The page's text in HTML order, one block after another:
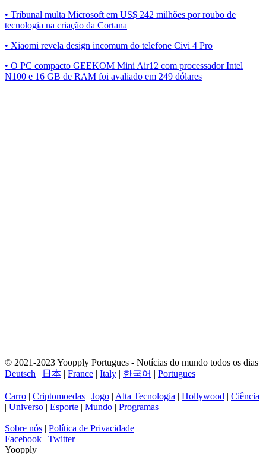
• Tribunal multa Microsoft em US$ 242 milhões por roubo de
tecnologia na criação da Cortana
• Xiaomi revela design incomum do telefone Civi 4 Pro
• O PC compacto GEEKOM Mini Air12 com processador Intel
N100 e 16 GB de RAM foi avaliado em 249 dólares
© 2021-2023 Yoopply Portugues - Notícias do mundo todos os dias
Deutsch | 日本 | France | Italy | 한국어 | Portugues
Carro | Criptomoedas | Jogo | Alta Tecnologia | Hollywood | Ciência
| Universo | Esporte | Mundo | Programas
Sobre nós | Política de Privacidade
Facebook | Twitter
Yoopply